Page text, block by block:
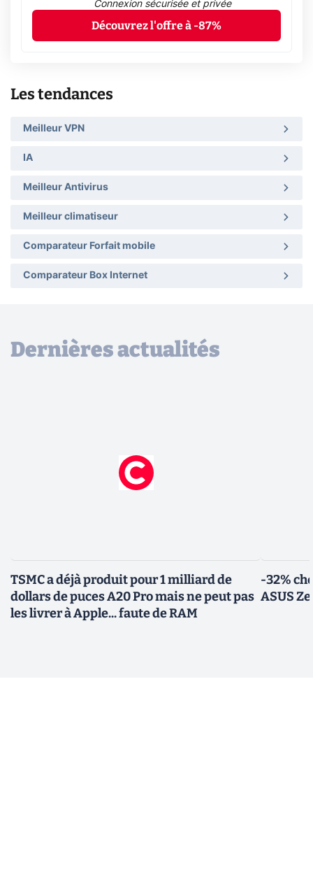
Connexion sécurisée et privée
Découvrez l'offre à -87%
Les tendances
Meilleur VPN
IA
Meilleur Antivirus
Meilleur climatiseur
Comparateur Forfait mobile
Comparateur Box Internet
Dernières actualités
TSMC a déjà produit pour 1 milliard de
dollars de puces A20 Pro mais ne peut pas
les livrer à Apple... faute de RAM
-32%
ASUS